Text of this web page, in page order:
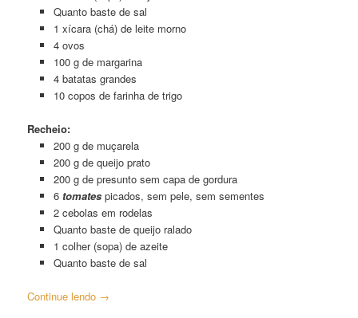
Quanto baste de sal
1 xícara (chá) de leite morno
4 ovos
100 g de margarina
4 batatas grandes
10 copos de farinha de trigo
Recheio:
200 g de muçarela
200 g de queijo prato
200 g de presunto sem capa de gordura
6 tomatespicados, sem pele, sem sementes
2 cebolas em rodelas
Quanto baste de queijo ralado
1 colher (sopa) de azeite
Quanto baste de sal
Continue lendo →